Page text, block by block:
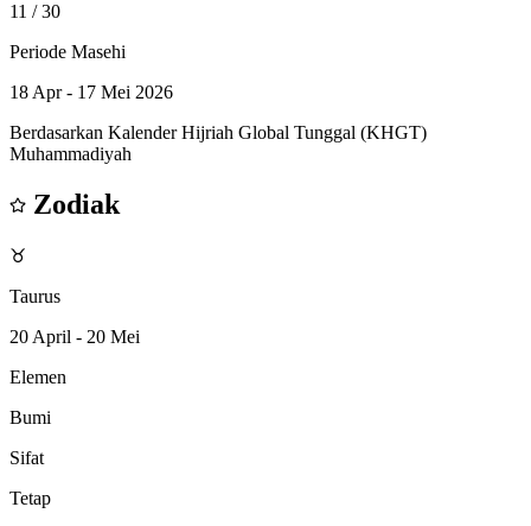
11 / 30
Periode Masehi
18 Apr - 17 Mei 2026
Berdasarkan Kalender Hijriah Global Tunggal (KHGT)
Muhammadiyah
Zodiak
♉
Taurus
20 April - 20 Mei
Elemen
Bumi
Sifat
Tetap